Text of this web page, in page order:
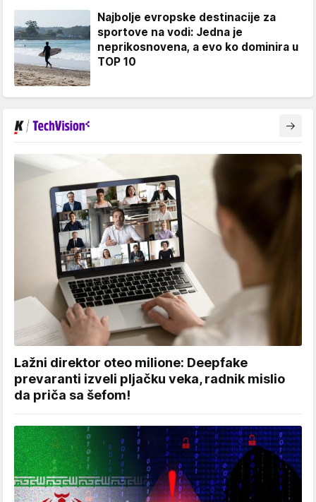
Najbolje evropske destinacije za
sportove na vodi: Jedna je
neprikosnovena, a evo ko dominira u
TOP 10
Lažni direktor oteo milione: Deepfake
prevaranti izveli pljačku veka, radnik mislio
da priča sa šefom!